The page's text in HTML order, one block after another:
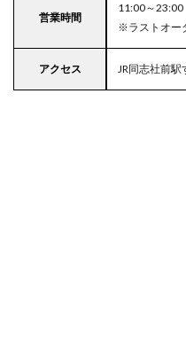
営業時間
11:00～23:00
※ラストオー
アクセス JR同志社前駅